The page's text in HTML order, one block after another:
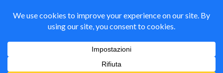
Alike 4.0 International
© 2012-2018 Mauro Alfieri Elettronica Domotica Robotica Arduino Corsi